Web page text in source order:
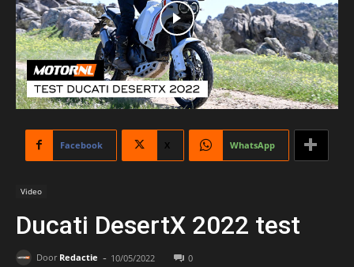
Facebook X WhatsApp
Video
Ducati DesertX 2022 test
Door Redactie - 10/05/2022 0